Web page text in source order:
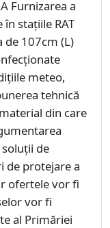
Furnizarea a
staţiile RAT
de 107cm (L)
meteo,
tehnică
din care
de
de protejare a
ofertele vor fi
vor fi
al Primăriei